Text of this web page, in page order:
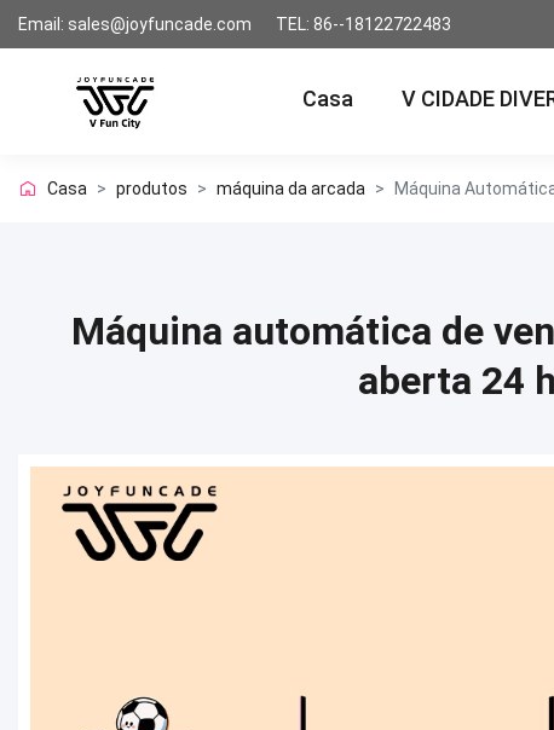
Email: sales@joyfuncade.com TEL: 86--18122722483
Casa V CIDADE
Casa > produtos > máquina da arcada > Máquina
Máquina automática de
aberta 24